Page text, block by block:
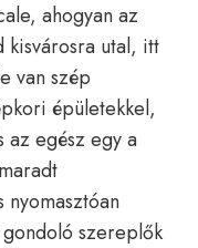
ahogyan az
kisvárosra utal, itt
van szép
épületekkel,
az egész egy a
nyomasztóan
szereplők